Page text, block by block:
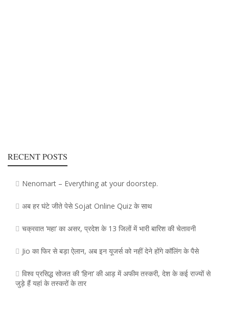
RECENT POSTS
Nenomart – Everything at your doorstep.
अब हर घंटे जीते पेसे Sojat Online Quiz के साथ
चक्रवात ‘महा’ का असर, प्रदेश के 13 जिलाें में भारी बारिश की चेतावनी
Jio का फिर से बड़ा ऐलान, अब इन यूजर्स को नहीं देने होंगे कॉलिंग के पैसे
विश्व प्रसिद्ध सोजत की ‘हिना’ की आड़ में अफीम तस्करी, देश के कई राज्यों से
जुड़े हैं यहां के तस्करों के तार